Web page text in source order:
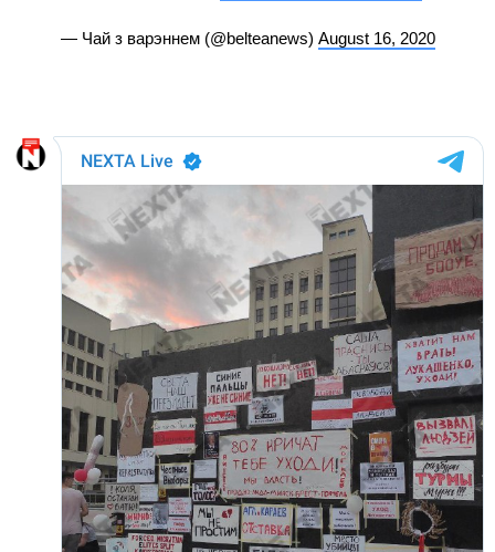
— Чай з варэннем (@belteanews) August 16, 2020